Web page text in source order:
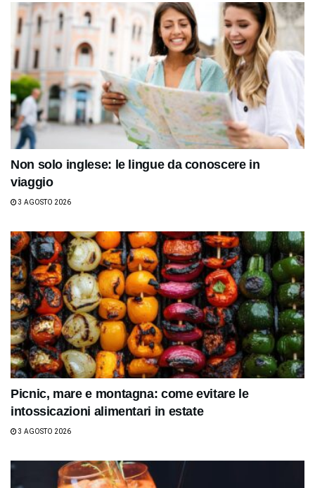
Non solo inglese: le lingue da conoscere in
viaggio
3 AGOSTO 2026
Picnic, mare e montagna: come evitare le
intossicazioni alimentari in estate
3 AGOSTO 2026